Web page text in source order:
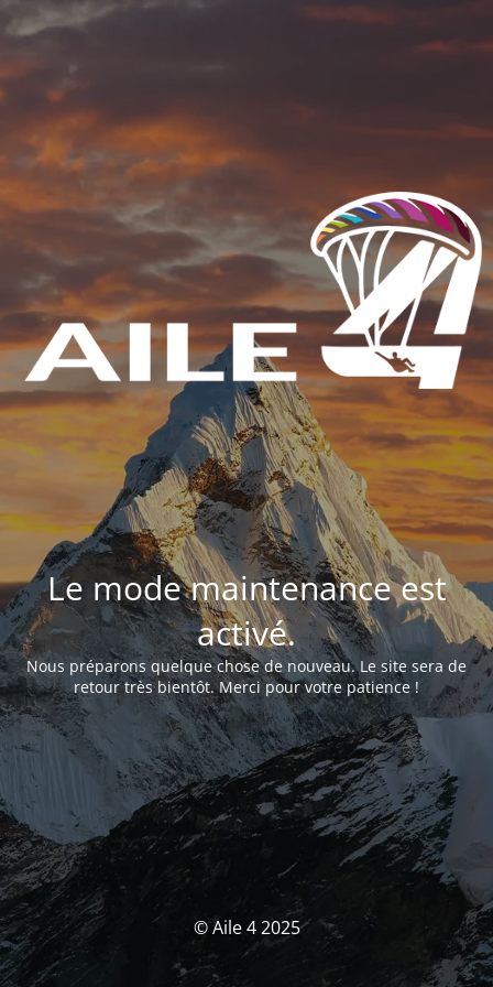
Le mode maintenance est
activé.
Nous préparons quelque chose de nouveau. Le site sera de
retour très bientôt. Merci pour votre patience !
© Aile 4 2025